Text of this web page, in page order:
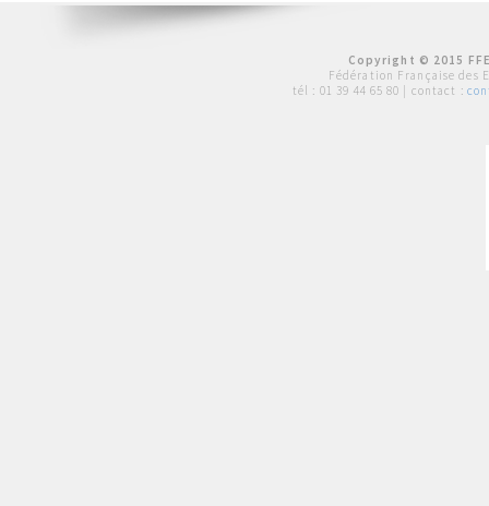
Copyright © 2015
Fédération Française des
tél : 01 39 44 65 80 | contact :